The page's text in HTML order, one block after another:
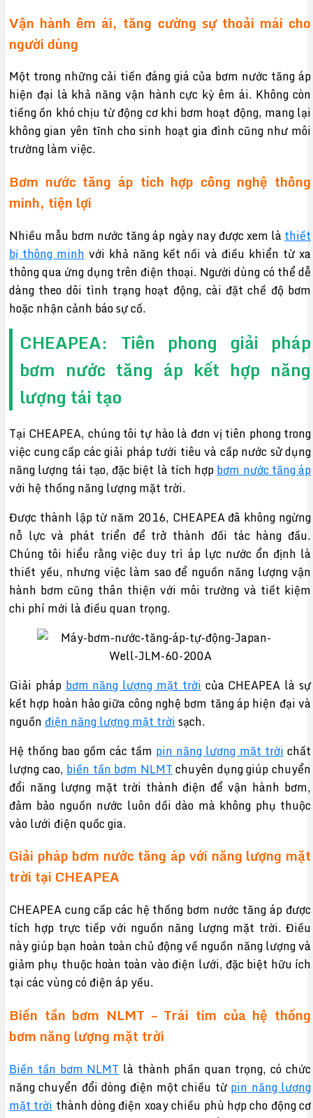
Vận hành êm ái, tăng cường sự thoải mái cho
người dùng
Một trong những cải tiến đáng giá của bơm nước tăng áp
hiện đại là khả năng vận hành cực kỳ êm ái. Không còn
tiếng ồn khó chịu từ động cơ khi bơm hoạt động, mang lại
không gian yên tĩnh cho sinh hoạt gia đình cũng như môi
trường làm việc.
Bơm nước tăng áp tích hợp công nghệ thông
minh, tiện lợi
Nhiều mẫu bơm nước tăng áp ngày nay được xem là thiết
bị thông minh với khả năng kết nối và điều khiển từ xa
thông qua ứng dụng trên điện thoại. Người dùng có thể dễ
dàng theo dõi tình trạng hoạt động, cài đặt chế độ bơm
hoặc nhận cảnh báo sự cố.
CHEAPEA: Tiên phong giải pháp
bơm nước tăng áp kết hợp năng
lượng tái tạo
Tại CHEAPEA, chúng tôi tự hào là đơn vị tiên phong trong
việc cung cấp các giải pháp tưới tiêu và cấp nước sử dụng
năng lượng tái tạo, đặc biệt là tích hợpbơm nước tăng áp
với hệ thống năng lượng mặt trời.
Được thành lập từ năm 2016, CHEAPEA đã không ngừng
nỗ lực và phát triển để trở thành đối tác hàng đầu.
Chúng tôi hiểu rằng việc duy trì áp lực nước ổn định là
thiết yếu, nhưng việc làm sao để nguồn năng lượng vận
hành bơm cũng thân thiện với môi trường và tiết kiệm
chi phí mới là điều quan trọng.
Giải pháp bơm năng lượng mặt trời của CHEAPEA là sự
kết hợp hoàn hảo giữa công nghệ bơm tăng áp hiện đại và
nguồn điện năng lượng mặt trờisạch.
Hệ thống bao gồm các tấm pin năng lượng mặt trời chất
lượng cao, biến tần bơm NLMTchuyên dụng giúp chuyển
đổi năng lượng mặt trời thành điện để vận hành bơm,
đảm bảo nguồn nước luôn dồi dào mà không phụ thuộc
vào lưới điện quốc gia.
Giải pháp bơm nước tăng áp với năng lượng mặt
trời tại CHEAPEA
CHEAPEA cung cấp các hệ thống bơm nước tăng áp được
tích hợp trực tiếp với nguồn năng lượng mặt trời. Điều
này giúp bạn hoàn toàn chủ động về nguồn năng lượng và
giảm phụ thuộc hoàn toàn vào điện lưới, đặc biệt hữu ích
tại các vùng có điện áp yếu.
Biến tần bơm NLMT – Trái tim của hệ thống
bơm năng lượng mặt trời
Biến tần bơm NLMT là thành phần quan trọng, có chức
năng chuyển đổi dòng điện một chiều từpin năng lượng
mặt trời thành dòng điện xoay chiều phù hợp cho động cơ